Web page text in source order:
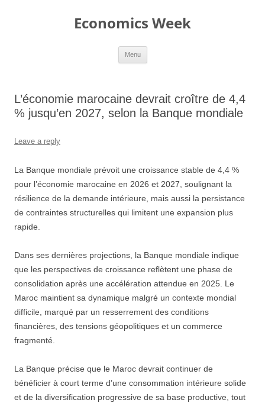
Economics Week
Menu
L’économie marocaine devrait croître de 4,4
% jusqu’en 2027, selon la Banque mondiale
Leave a reply
La Banque mondiale prévoit une croissance stable de 4,4 %
pour l’économie marocaine en 2026 et 2027, soulignant la
résilience de la demande intérieure, mais aussi la persistance
de contraintes structurelles qui limitent une expansion plus
rapide.
Dans ses dernières projections, la Banque mondiale indique
que les perspectives de croissance reflètent une phase de
consolidation après une accélération attendue en 2025. Le
Maroc maintient sa dynamique malgré un contexte mondial
difficile, marqué par un resserrement des conditions
financières, des tensions géopolitiques et un commerce
fragmenté.
La Banque précise que le Maroc devrait continuer de
bénéficier à court terme d’une consommation intérieure solide
et de la diversification progressive de sa base productive, tout